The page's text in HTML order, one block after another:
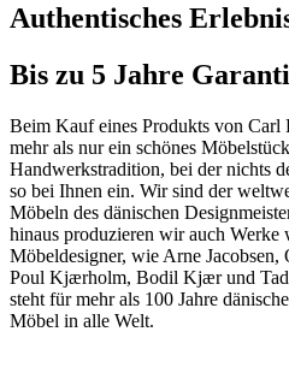
Authentisches
Bis zu 5 Jahre
Beim Kauf eines Produkts von Carl
mehr als nur ein schönes
Handwerkstradition, bei der nichts
so bei Ihnen ein. Wir sind der
Möbeln des dänischen
hinaus produzieren wir auch Werke
Möbeldesigner, wie Arne
Poul Kjærholm, Bodil Kjær und
steht für mehr als 100 Jahre
Möbel in alle Welt.